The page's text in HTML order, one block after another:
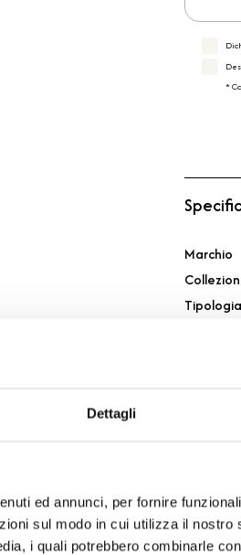
Dettagli
ed annunci, per fornire
sul modo in cui utilizza il
i quali potrebbero combinarle
*
Marchio
Tipologia
Vetro
Chiusura